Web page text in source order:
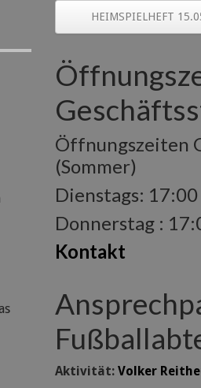
HEIMSPIELHEFT
Öffnungszeiten
(Sommer)
Dienstags:
Donnerstag :
Kontakt
Aktivität:Volker